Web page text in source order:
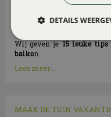
Wij geven je15 leuke
balkon.
Lees meer...
MAAK DE TUIN
DETAILS